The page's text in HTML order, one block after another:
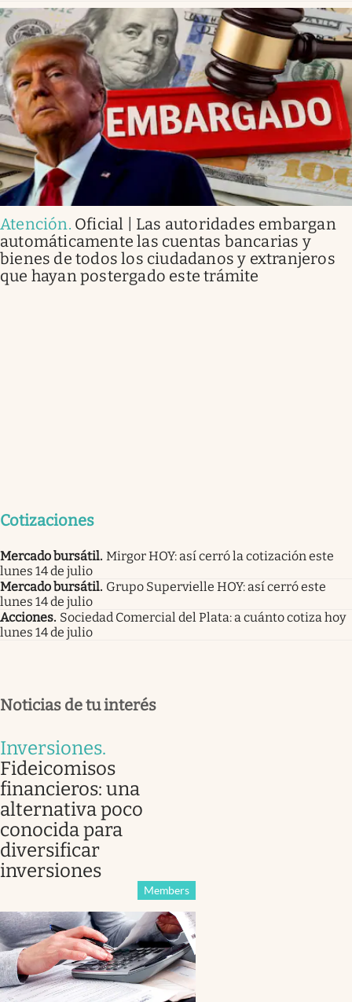
Atención. Oficial | Las autoridades embargan
automáticamente las cuentas bancarias y
bienes de todos los ciudadanos y extranjeros
que hayan postergado este trámite
Cotizaciones
Mercado bursátil. Mirgor HOY: así cerró la cotización este
lunes 14 de julio
Mercado bursátil. Grupo Supervielle HOY: así cerró este
lunes 14 de julio
Acciones. Sociedad Comercial del Plata: a cuánto cotiza hoy
lunes 14 de julio
Noticias de tu interés
Inversiones.
Fideicomisos
financieros: una
alternativa poco
conocida para
diversificar
inversiones
Members